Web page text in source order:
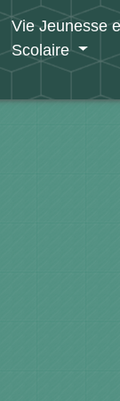
Vie Jeunesse
Scolaire